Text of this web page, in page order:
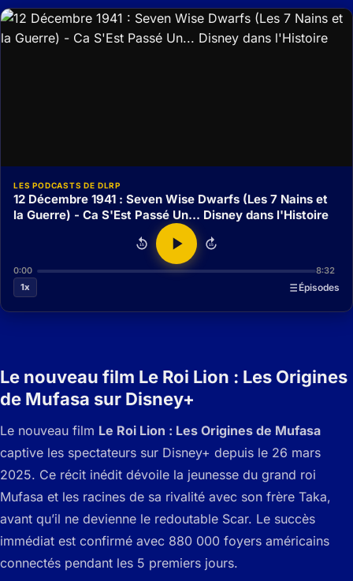
LES PODCASTS DE DLRP
12 Décembre 1941 : Seven Wise Dwarfs (Les 7 Nains et
la Guerre) - Ca S'Est Passé Un... Disney dans l'Histoire
15 15
0:00
8:32
1x
Épisodes
Le nouveau film Le Roi Lion : Les Origines
de Mufasa sur Disney+
Le nouveau film Le Roi Lion : Les Origines de Mufasa
captive les spectateurs sur Disney+ depuis le 26 mars
2025. Ce récit inédit dévoile la jeunesse du grand roi
Mufasa et les racines de sa rivalité avec son frère Taka,
avant qu’il ne devienne le redoutable Scar. Le succès
immédiat est confirmé avec 880 000 foyers américains
connectés pendant les 5 premiers jours.